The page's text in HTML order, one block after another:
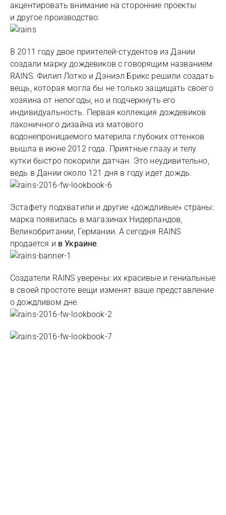
акцентировать внимание на сторонние проекты
и другое производство.
В 2011 году двое приятелей-студентов из Дании
создали марку дождевиков с говорящим названием
RAINS. Филип Лотко и Дэниэл Брикс решили создать
вещь, которая могла бы не только защищать своего
хозяина от непогоды, но и подчеркнуть его
индивидуальность. Первая коллекция дождевиков
лаконичного дизайна из матового
водонепроницаемого материла глубоких оттенков
вышла в июне 2012 года. Приятные глазу и телу
кутки быстро покорили датчан. Это неудивительно,
ведь в Дании около 121 дня в году идет дождь.
Эстафету подхватили и другие «дождливые» страны:
марка появилась в магазинах Нидерландов,
Великобритании, Германии. А сегодня RAINS
продается и в Украине.
Создатели RAINS уверены: их красивые и гениальные
в своей простоте вещи изменят ваше представление
о дождливом дне.